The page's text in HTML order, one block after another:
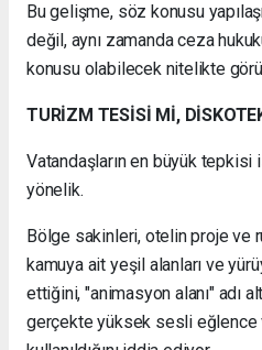
Bu gelişme, söz konusu
değil, aynı zamanda ceza
konusu olabilecek nitelikte
TURİZM TESİSİ Mİ,
Vatandaşların en büyük
yönelik.
Bölge sakinleri, otelin proje ve
kamuya ait yeşil alanları ve
ettiğini, "animasyon alanı" adı
gerçekte yüksek sesli